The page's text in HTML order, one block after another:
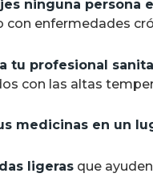
ninguna persona
con enfermedades
tu profesional
con las altas
medicinas en un
ligeras que